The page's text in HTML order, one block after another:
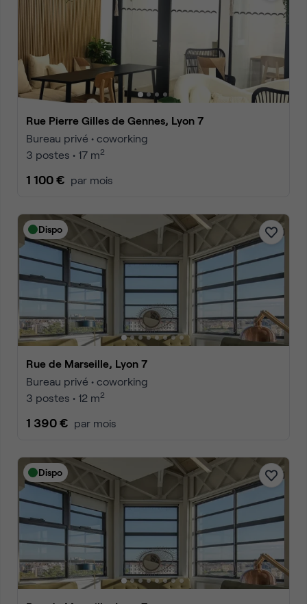
Rue Pierre Gilles de Gennes, Lyon 7
Bureau privé • coworking
3 postes • 17 m2
1 100 € par mois
Dispo
Rue de Marseille, Lyon 7
Bureau privé • coworking
3 postes • 12 m2
1 390 € par mois
Dispo